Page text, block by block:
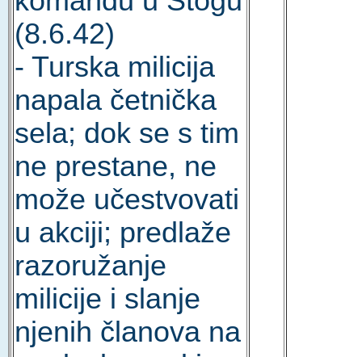
(8.6.42)
- Turska milicija
napala četnička
sela; dok se s tim
ne prestane, ne
može učestvovati
u akciji; predlaže
razoružanje
milicije i slanje
njenih članova na